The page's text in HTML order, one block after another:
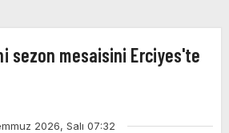
sezon mesaisini Erciyes'te
2026, Salı 07:32